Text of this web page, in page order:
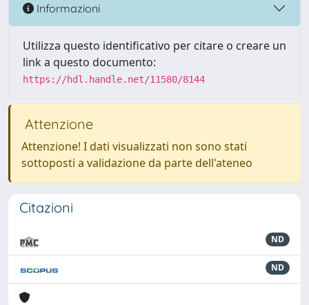
Informazioni
Utilizza questo identificativo per citare o creare un
link a questo documento:
https://hdl.handle.net/11580/8144
Attenzione
Attenzione! I dati visualizzati non sono stati
sottoposti a validazione da parte dell'ateneo
Citazioni
ND
ND